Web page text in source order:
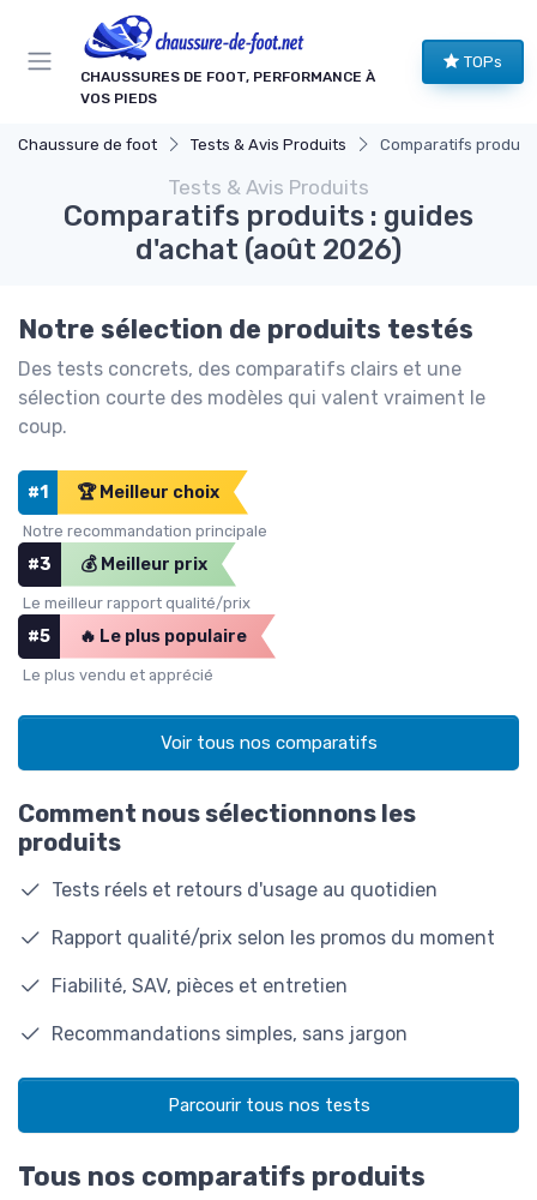
CHAUSSURES DE FOOT, PERFORMANCE À
VOS PIEDS
TOPs
Chaussure de foot Tests & Avis Produits Comparatifs
Tests & Avis Produits
Comparatifs produits : guides
d'achat (août 2026)
Notre sélection de produits testés
Des tests concrets, des comparatifs clairs et une
sélection courte des modèles qui valent vraiment le
coup.
#1 🏆 Meilleur choix
Notre recommandation principale
#3 💰 Meilleur prix
Le meilleur rapport qualité/prix
#5 🔥 Le plus populaire
Le plus vendu et apprécié
Voir tous nos comparatifs
Comment nous sélectionnons les
produits
Tests réels et retours d'usage au quotidien
Rapport qualité/prix selon les promos du moment
Fiabilité, SAV, pièces et entretien
Recommandations simples, sans jargon
Parcourir tous nos tests
Tous nos comparatifs produits
Panneau de gestion des cookies